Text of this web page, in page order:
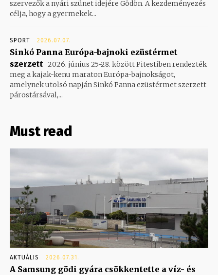
szervezők a nyári szünet idejére Gödön. A kezdeményezés
célja, hogy a gyermekek...
SPORT 2026.07.07.
Sinkó Panna Európa-bajnoki ezüstérmet
szerzett 2026. június 25-28. között Pitestiben rendezték
meg a kajak-kenu maraton Európa-bajnokságot,
amelynek utolsó napján Sinkó Panna ezüstérmet szerzett
párostársával,...
Must read
AKTUÁLIS 2026.07.31.
A Samsung gödi gyára csökkentette a víz- és